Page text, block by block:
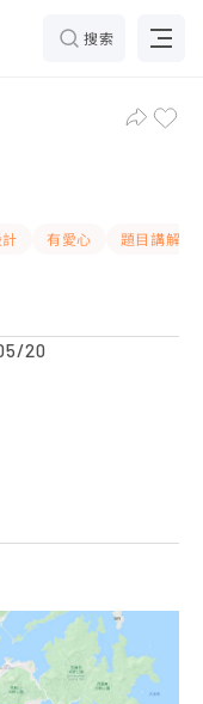
搜索
有愛心
題目講解
20